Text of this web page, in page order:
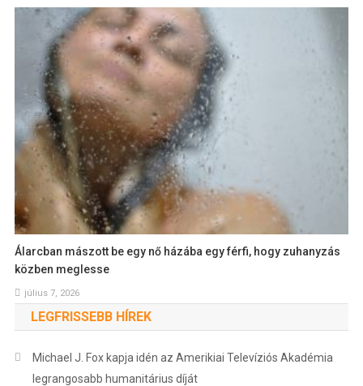
Álarcban mászott be egy nő házába egy férfi, hogy zuhanyzás
közben meglesse
július 7, 2026
LEGFRISSEBB HÍREK
Michael J. Fox kapja idén az Amerikiai Televíziós Akadémia
legrangosabb humanitárius díját